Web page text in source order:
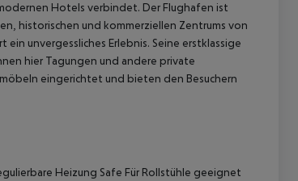
Hotels verbindet. Der Flughafen ist
historischen und kommerziellen Zentrums von
unvergessliches Erlebnis. Seine erstklassige
hier Tagungen und andere private
eingerichtet und bieten den Besuchern
Heizung Safe Für Rollstühle geeignet